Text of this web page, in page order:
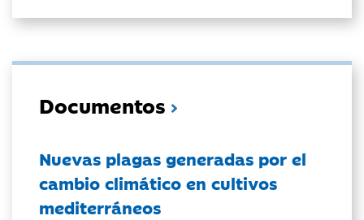
Documentos
Nuevas plagas generadas por el
cambio climático en cultivos
mediterráneos